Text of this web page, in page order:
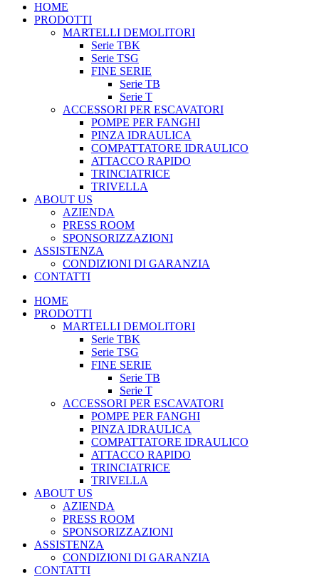
HOME
PRODOTTI
MARTELLI DEMOLITORI
Serie TBK
Serie TSG
FINE SERIE
Serie TB
Serie T
ACCESSORI PER ESCAVATORI
POMPE PER FANGHI
PINZA IDRAULICA
COMPATTATORE IDRAULICO
ATTACCO RAPIDO
TRINCIATRICE
TRIVELLA
ABOUT US
AZIENDA
PRESS ROOM
SPONSORIZZAZIONI
ASSISTENZA
CONDIZIONI DI GARANZIA
CONTATTI
HOME
PRODOTTI
MARTELLI DEMOLITORI
Serie TBK
Serie TSG
FINE SERIE
Serie TB
Serie T
ACCESSORI PER ESCAVATORI
POMPE PER FANGHI
PINZA IDRAULICA
COMPATTATORE IDRAULICO
ATTACCO RAPIDO
TRINCIATRICE
TRIVELLA
ABOUT US
AZIENDA
PRESS ROOM
SPONSORIZZAZIONI
ASSISTENZA
CONDIZIONI DI GARANZIA
CONTATTI